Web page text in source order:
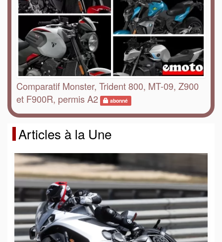
Comparatif Monster, Trident 800, MT-09, Z900
et F900R, permis A2
abonné
Articles à la Une